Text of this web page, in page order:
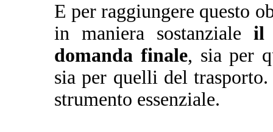
E per raggiungere questo
in maniera sostanziale il
domanda finale, sia per
sia per quelli del trasporto.
strumento essenziale.